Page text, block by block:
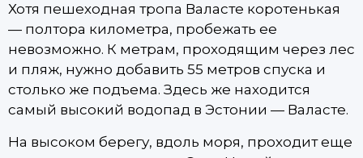
Хотя пешеходная тропа Валасте коротенькая
— полтора километра, пробежать ее
невозможно. К метрам, проходящим через лес
и пляж, нужно добавить 55 метров спуска и
столько же подъема. Здесь же находится
самый высокий водопад в Эстонии — Валасте.
На высоком берегу, вдоль моря, проходит еще